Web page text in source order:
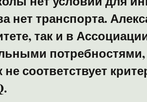
нет транспорта.
так и в
не соответствует